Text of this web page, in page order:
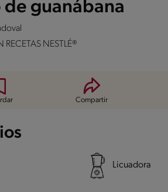
de guanábana
NESTLÉ®
Compartir
Licuadora